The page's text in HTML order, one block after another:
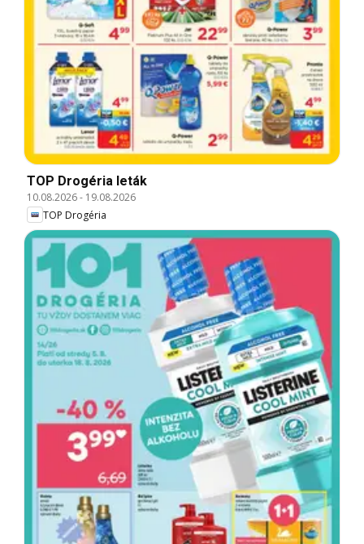
TOP Drogéria leták
10.08.2026- 19.08.2026
TOP Drogéria